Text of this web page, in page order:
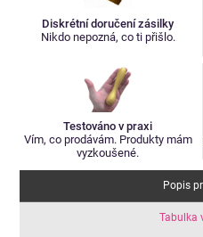
Diskrétní doručení zásilky
Nikdo nepozná, co ti přišlo.
Testováno v praxi
Vím, co prodávám. Produkty mám
vyzkoušené.
Popis
Tabulka